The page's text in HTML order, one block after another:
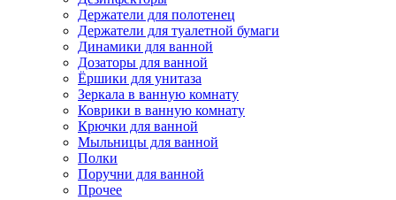
Держатели для полотенец
Держатели для туалетной бумаги
Динамики для ванной
Дозаторы для ванной
Ёршики для унитаза
Зеркала в ванную комнату
Коврики в ванную комнату
Крючки для ванной
Мыльницы для ванной
Полки
Поручни для ванной
Прочее